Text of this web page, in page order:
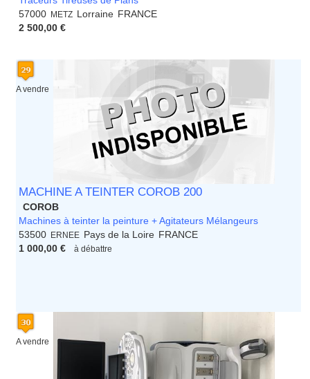
57000 METZ Lorraine FRANCE
2 500,00 €
A vendre
MACHINE A TEINTER COROB 200
COROB
Machines à teinter la peinture + Agitateurs Mélangeurs
53500 ERNEE Pays de la Loire FRANCE
1 000,00 €
à débattre
A vendre